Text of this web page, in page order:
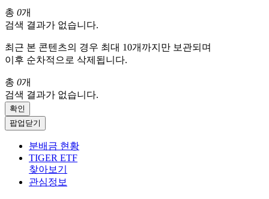
총 0개
검색 결과가 없습니다.
최근 본 콘텐츠의 경우 최대 10개까지만 보관되며
이후 순차적으로 삭제됩니다.
총 0개
검색 결과가 없습니다.
확인
팝업닫기
분배금 현황
TIGER ETF
찾아보기
관심정보